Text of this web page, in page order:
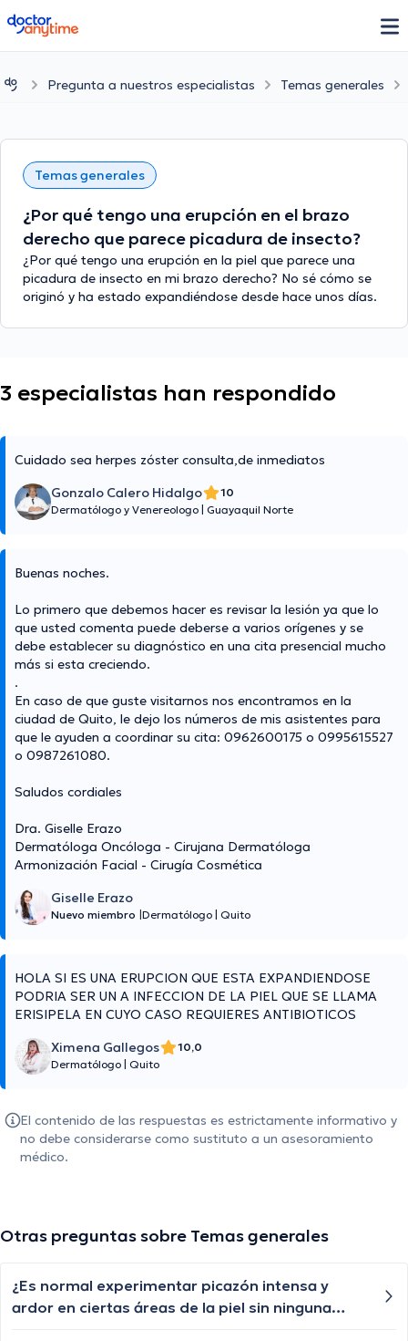
doctoranytime
Pregunta a nuestros especialistas Temas generales
Temas generales
¿Por qué tengo una erupción en el brazo
derecho que parece picadura de insecto?
¿Por qué tengo una erupción en la piel que parece una
picadura de insecto en mi brazo derecho? No sé cómo se
originó y ha estado expandiéndose desde hace unos días.
3 especialistas han respondido
Cuidado sea herpes zóster consulta,de inmediatos
Gonzalo Calero Hidalgo
10
Dermatólogo y Venereologo Guayaquil Norte
Buenas noches.
Lo primero que debemos hacer es revisar la lesión ya que lo
que usted comenta puede deberse a varios orígenes y se
debe establecer su diagnóstico en una cita presencial mucho
más si esta creciendo.
.
En caso de que guste visitarnos nos encontramos en la
ciudad de Quito, le dejo los números de mis asistentes para
que le ayuden a coordinar su cita: 0962600175 o 0995615527
o 0987261080.
Saludos cordiales
Dra. Giselle Erazo
Dermatóloga Oncóloga - Cirujana Dermatóloga
Armonización Facial - Cirugía Cosmética
Giselle Erazo
Nuevo miembro Dermatólogo Quito
HOLA SI ES UNA ERUPCION QUE ESTA EXPANDIENDOSE
PODRIA SER UN A INFECCION DE LA PIEL QUE SE LLAMA
ERISIPELA EN CUYO CASO REQUIERES ANTIBIOTICOS
Ximena Gallegos
10,0
Dermatólogo Quito
El contenido de las respuestas es estrictamente informativo y
no debe considerarse como sustituto a un asesoramiento
médico.
Otras preguntas sobre Temas generales
¿Es normal experimentar picazón intensa y
ardor en ciertas áreas de la piel sin ninguna